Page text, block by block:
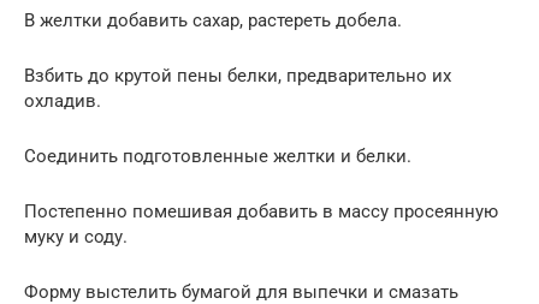
В желтки добавить сахар, растереть добела.
Взбить до крутой пены белки, предварительно их
охладив.
Соединить подготовленные желтки и белки.
Постепенно помешивая добавить в массу просеянную
муку и соду.
Форму выстелить бумагой для выпечки и смазать